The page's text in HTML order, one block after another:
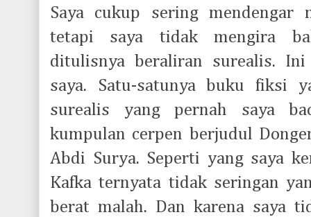
Saya cukup sering mendengar
tetapi saya tidak mengira
ditulisnya beraliran surealis. Ini
saya. Satu-satunya buku fiksi
surealis yang pernah saya
kumpulan cerpen berjudul
Abdi Surya. Seperti yang saya
Kafka ternyata tidak seringan
berat malah. Dan karena saya